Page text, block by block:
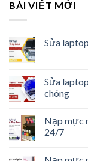
BÀI VIẾT MỚI
Sửa
Sửa
chóng
Nạp mực
24/7